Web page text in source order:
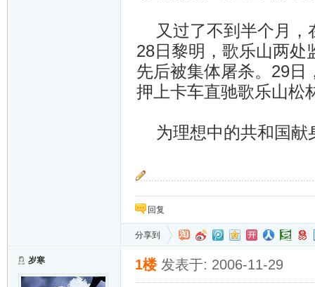
又过了不到半个月，
28日黎明，歌乐山两处
先后被集体屠杀。29日
押上卡车直驰歌乐山松
为理想中的共和国献
“按预定计划，岁寒只能把大家送到这里，她
回复
分享到
岁寒 1楼 发表于: 2006-11-29